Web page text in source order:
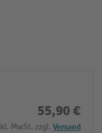
55,90 €
MwSt. zzgl. Versand